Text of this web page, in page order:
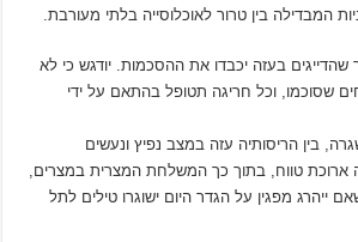
המבדילה בין טרור לאוכלוסייה בלתי מעורבת.
בעזה יכבדו את ההסכמות. יודגש כי לא
שסוכמו, וכל חריגה תטופל בהתאם על ידי
בין הריסותיה עזה במצב נפיץ ונעשים
ארוכת טווח, בתוך כך המשלחת המצרית במצרים,
ייהרג מפגין על הגדר היום ישוגרו טילים לתל